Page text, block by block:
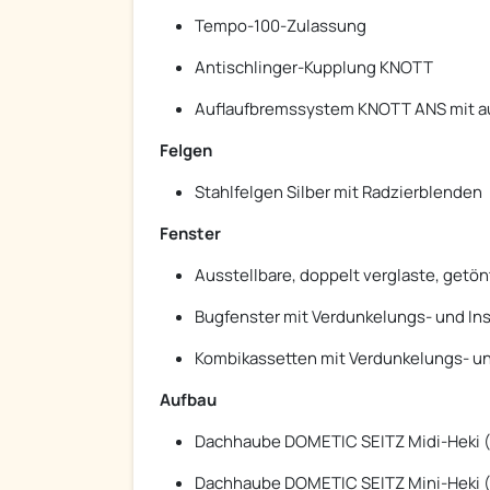
Tempo-100-Zulassung
Antischlinger-Kupplung KNOTT
Auflaufbremssystem KNOTT ANS mit
Felgen
Stahlfelgen Silber mit Radzierblenden
Fenster
Ausstellbare, doppelt verglaste,
Bugfenster mit Verdunkelungs- und
Kombikassetten mit Verdunkelungs-
Aufbau
Dachhaube DOMETIC SEITZ Midi-Heki
Dachhaube DOMETIC SEITZ Mini-